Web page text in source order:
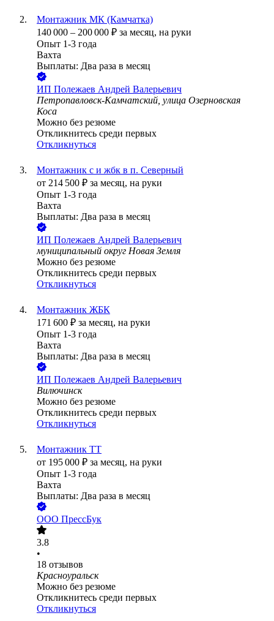
Монтажник МК (Камчатка)
140 000 – 200 000 ₽ за месяц, на руки
Опыт 1-3 года
Вахта
Выплаты: Два раза в месяц
ИП Полежаев Андрей Валерьевич
Петропавловск-Камчатский, улица Озерновская
Коса
Можно без резюме
Откликнитесь среди первых
Откликнуться
Монтажник с и жбк в п. Северный
от 214 500 ₽ за месяц, на руки
Опыт 1-3 года
Вахта
Выплаты: Два раза в месяц
ИП Полежаев Андрей Валерьевич
муниципальный округ Новая Земля
Можно без резюме
Откликнитесь среди первых
Откликнуться
Монтажник ЖБК
171 600 ₽ за месяц, на руки
Опыт 1-3 года
Вахта
Выплаты: Два раза в месяц
ИП Полежаев Андрей Валерьевич
Вилючинск
Можно без резюме
Откликнитесь среди первых
Откликнуться
Монтажник ТТ
от 195 000 ₽ за месяц, на руки
Опыт 1-3 года
Вахта
Выплаты: Два раза в месяц
ООО ПрессБук
3.8
•
18 отзывов
Красноуральск
Можно без резюме
Откликнитесь среди первых
Откликнуться